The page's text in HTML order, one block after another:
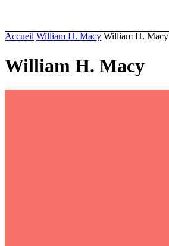
Accueil William H. Macy William H. Macy
William H. Macy